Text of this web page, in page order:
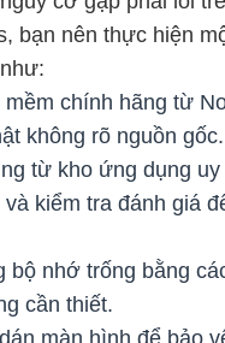
bạn nên thực hiện
mềm chính hãng từ
không rõ nguồn gốc.
từ kho ứng dụng
kiểm tra đánh giá
bộ nhớ trống bằng
cần thiết.
màn hình để bảo